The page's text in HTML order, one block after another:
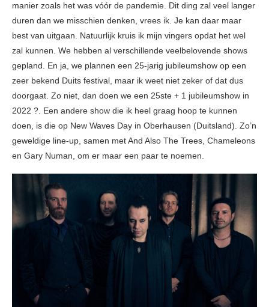
manier zoals het was vóór de pandemie. Dit ding zal veel langer
duren dan we misschien denken, vrees ik. Je kan daar maar
best van uitgaan. Natuurlijk kruis ik mijn vingers opdat het wel
zal kunnen. We hebben al verschillende veelbelovende shows
gepland. En ja, we plannen een 25-jarig jubileumshow op een
zeer bekend Duits festival, maar ik weet niet zeker of dat dus
doorgaat. Zo niet, dan doen we een 25ste + 1 jubileumshow in
2022 ?. Een andere show die ik heel graag hoop te kunnen
doen, is die op New Waves Day in Oberhausen (Duitsland). Zo’n
geweldige line-up, samen met And Also The Trees, Chameleons
en Gary Numan, om er maar een paar te noemen.